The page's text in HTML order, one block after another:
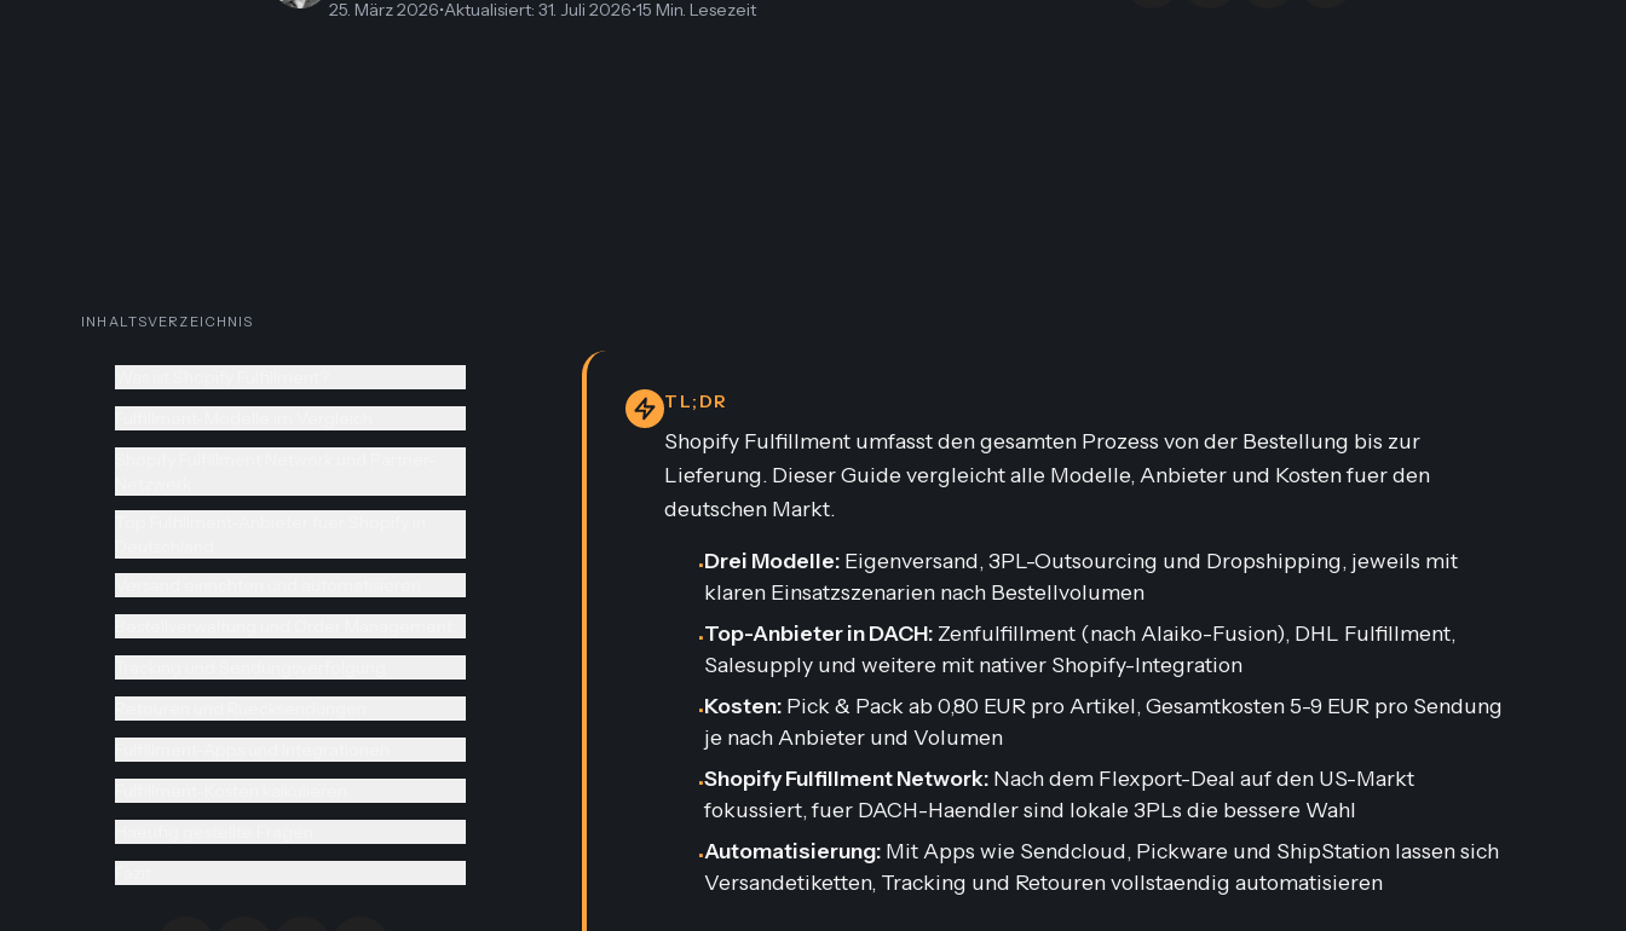
25. März 2026•Aktualisiert: 31. Juli 2026•15 Min. Lesezeit
INHALTSVERZEICHNIS
TL;DR
Shopify Fulfillment umfasst den gesamten Prozess von der Bestellung bis zur
Lieferung. Dieser Guide vergleicht alle Modelle, Anbieter und Kosten fuer den
deutschen Markt.
•Drei Modelle: Eigenversand, 3PL-Outsourcing und Dropshipping, jeweils mit
klaren Einsatzszenarien nach Bestellvolumen
•Top-Anbieter in DACH: Zenfulfillment (nach Alaiko-Fusion), DHL Fulfillment,
Salesupply und weitere mit nativer Shopify-Integration
•Kosten: Pick & Pack ab 0,80 EUR pro Artikel, Gesamtkosten 5-9 EUR pro Sendung
je nach Anbieter und Volumen
•Shopify Fulfillment Network: Nach dem Flexport-Deal auf den US-Markt
fokussiert, fuer DACH-Haendler sind lokale 3PLs die bessere Wahl
•Automatisierung: Mit Apps wie Sendcloud, Pickware und ShipStation lassen sich
Versandetiketten, Tracking und Retouren vollstaendig automatisieren